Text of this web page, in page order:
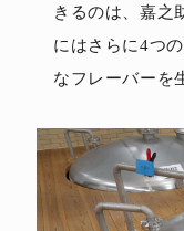
きるのは、嘉之
にはさらに4つ
なフレーバーを